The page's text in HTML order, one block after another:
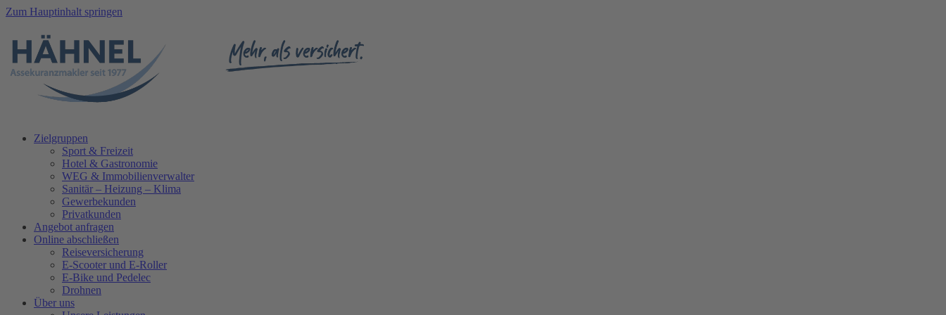
Zum Hauptinhalt springen
Zielgruppen
Sport & Freizeit
Hotel & Gastronomie
WEG & Immobilienverwalter
Sanitär – Heizung – Klima
Gewerbekunden
Privatkunden
Angebot anfragen
Online abschließen
Reiseversicherung
E-Scooter und E-Roller
E-Bike und Pedelec
Drohnen
Über uns